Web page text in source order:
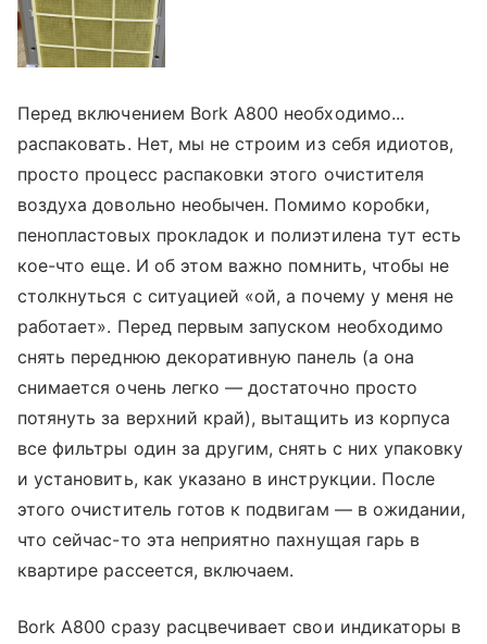
Перед включением Bork A800 необходимо...
распаковать. Нет, мы не строим из себя идиотов,
просто процесс распаковки этого очистителя
воздуха довольно необычен. Помимо коробки,
пенопластовых прокладок и полиэтилена тут есть
кое-что еще. И об этом важно помнить, чтобы не
столкнуться с ситуацией «ой, а почему у меня не
работает». Перед первым запуском необходимо
снять переднюю декоративную панель (а она
снимается очень легко — достаточно просто
потянуть за верхний край), вытащить из корпуса
все фильтры один за другим, снять с них упаковку
и установить, как указано в инструкции. После
этого очиститель готов к подвигам — в ожидании,
что сейчас-то эта неприятно пахнущая гарь в
квартире рассеется, включаем.
Bork A800 сразу расцвечивает свои индикаторы в